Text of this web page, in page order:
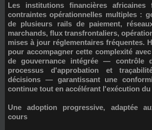
Les institutions financières
contraintes opérationnelles multiples :
de plusieurs rails de paiement,
marchands, flux transfrontaliers,
mises à jour réglementaires fréquentes.
pour accompagner cette complexité
degouvernance intégrée — contrôle
processus d'approbation et
décisions — garantissant une
continue tout en accélérant l'exécution du
Une adoption progressive, adaptée
cours